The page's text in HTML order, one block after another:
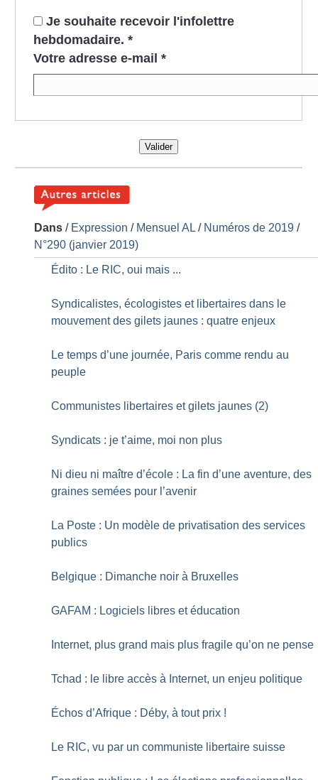
Je souhaite recevoir l'infolettre
hebdomadaire. *
Votre adresse e-mail *
Valider
Dans / Expression / Mensuel AL / Numéros de 2019 /
N°290 (janvier 2019)
Édito : Le RIC, oui mais ...
Syndicalistes, écologistes et libertaires dans le
mouvement des gilets jaunes : quatre enjeux
Le temps d’une journée, Paris comme rendu au
peuple
Communistes libertaires et gilets jaunes (2)
Syndicats : je t’aime, moi non plus
Ni dieu ni maître d’école : La fin d’une aventure, des
graines semées pour l’avenir
La Poste : Un modèle de privatisation des services
publics
Belgique : Dimanche noir à Bruxelles
GAFAM : Logiciels libres et éducation
Internet, plus grand mais plus fragile qu’on ne pense
Tchad : le libre accès à Internet, un enjeu politique
Échos d’Afrique : Déby, à tout prix !
Le RIC, vu par un communiste libertaire suisse